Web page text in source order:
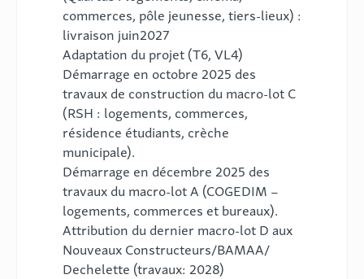
commerces, pôle jeunesse, tiers-lieux) :
livraison juin2027
Adaptation du projet (T6, VL4)
Démarrage en octobre 2025 des
travaux de construction du macro-lot C
(RSH : logements, commerces,
résidence étudiants, crèche
municipale).
Démarrage en décembre 2025 des
travaux du macro-lot A (COGEDIM –
logements, commerces et bureaux).
Attribution du dernier macro-lot D aux
Nouveaux Constructeurs/BAMAA/
Dechelette (travaux: 2028)